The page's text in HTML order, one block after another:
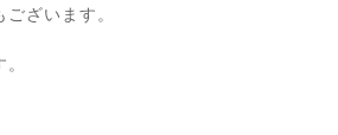
ざいます。